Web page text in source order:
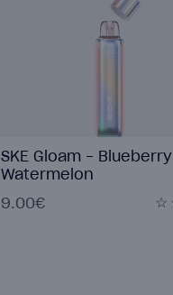
SKE Gloam - Blueberry
Watermelon
9.00€